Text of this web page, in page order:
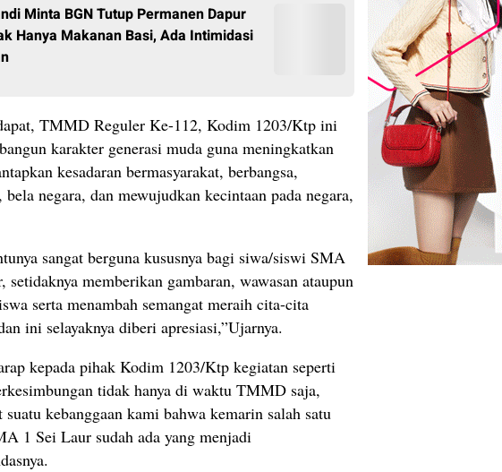
Minta BGN Tutup Permanen Dapur
Hanya Makanan Basi, Ada Intimidasi
TMMD Reguler Ke-112, Kodim 1203/Ktp ini
karakter generasi muda guna meningkatkan
kesadaran bermasyarakat, berbangsa,
bela negara, dan mewujudkan kecintaan pada negara,
sangat berguna kususnya bagi siwa/siswi SMA
setidaknya memberikan gambaran, wawasan ataupun
serta menambah semangat meraih cita-cita
ini selayaknya diberi apresiasi,”Ujarnya.
kepada pihak Kodim 1203/Ktp kegiatan seperti
tidak hanya di waktu TMMD saja,
suatu kebanggaan kami bahwa kemarin salah satu
1 Sei Laur sudah ada yang menjadi